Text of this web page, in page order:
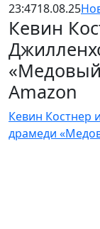
23:4718.08.25
Кевин
Amazon
Кевин Костнер
драмеди